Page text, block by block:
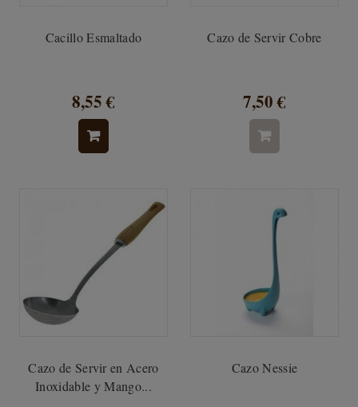
Cacillo Esmaltado
8,55 €
Cazo de Servir Cobre
7,50 €
Cazo de Servir en Acero
Inoxidable y Mango...
Cazo Nessie